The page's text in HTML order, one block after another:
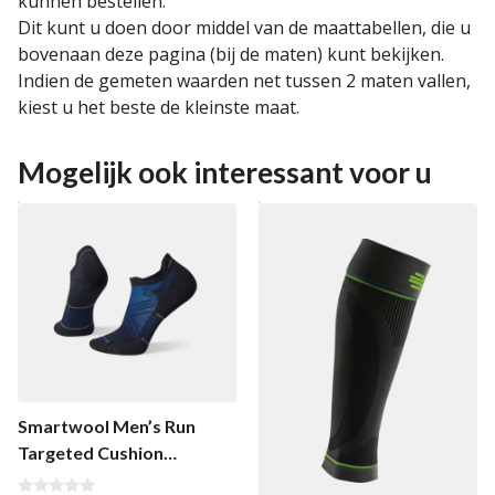
Dit kunt u doen door middel van de maattabellen, die u
bovenaan deze pagina (bij de maten) kunt bekijken.
Indien de gemeten waarden net tussen 2 maten vallen,
kiest u het beste de kleinste maat.
Mogelijk ook interessant voor u
Smartwool Men’s Run
Targeted Cushion
Enkelsok